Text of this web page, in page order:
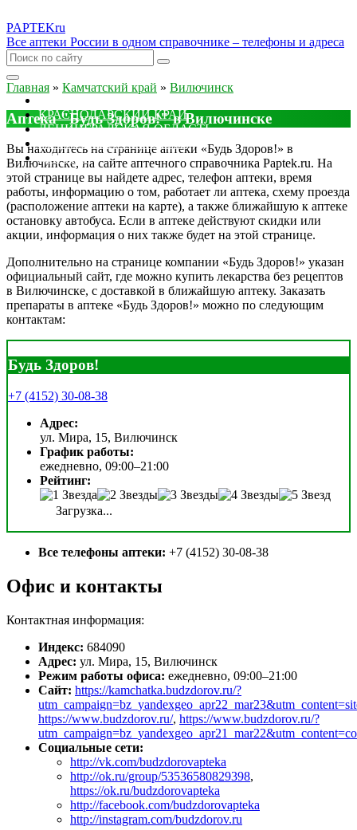
PAPTEKru
Все аптеки России в одном справочнике – телефоны и адреса
КРАСНОДАРСКИЙ КРАЙ
ЛЕНИНГРАДСКАЯ ОБЛАСТЬ
ДРУГИЕ
Главная » Камчатский край » Вилючинск
Аптека "Будь Здоров!" в Вилючинске
Вы находитесь на странице аптеки «Будь Здоров!» в
Вилючинске, на сайте аптечного справочника Paptek.ru. На
этой странице вы найдете адрес, телефон аптеки, время
работы, информацию о том, работает ли аптека, схему проезда
(расположение аптеки на карте), а также ближайшую к аптеке
остановку автобуса. Если в аптеке действуют скидки или
акции, информация о них также будет на этой странице.
Дополнительно на странице компании «Будь Здоров!» указан
официальный сайт, где можно купить лекарства без рецептов
в Вилючинске, с доставкой в ближайшую аптеку. Заказать
препараты в аптеке «Будь Здоров!» можно по следующим
контактам:
Будь Здоров!
+7 (4152) 30-08-38
Адрес:
ул. Мира, 15, Вилючинск
График работы:
ежедневно, 09:00–21:00
Рейтинг:
Загрузка...
Все телефоны аптеки: +7 (4152) 30-08-38
Офис и контакты
Контактная информация:
Индекс: 684090
Адрес: ул. Мира, 15, Вилючинск
Режим работы офиса: ежедневно, 09:00–21:00
Сайт: https://kamchatka.budzdorov.ru/?
https://www.budzdorov.ru/, https://www.budzdorov.ru/?
Социальные сети:
http://vk.com/budzdorovapteka
http://ok.ru/group/53536580829398,
https://ok.ru/budzdorovapteka
http://facebook.com/budzdorovapteka
http://instagram.com/budzdorov.ru